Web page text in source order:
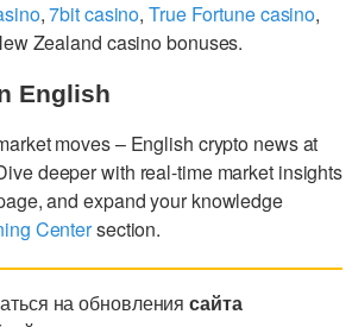
,7bit casino,True Fortune casino,
Zealand casino bonuses.
English
moves – English crypto news at
deeper with real-time market insights
and expand your knowledge
Centersection.
на обновлениясайта